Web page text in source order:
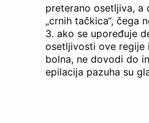
preterano osetljiva, a
„crnih tačkica“, čega
3. ako se upoređuje
osetljivosti ove regije
bolna, ne dovodi do
epilacija pazuha su